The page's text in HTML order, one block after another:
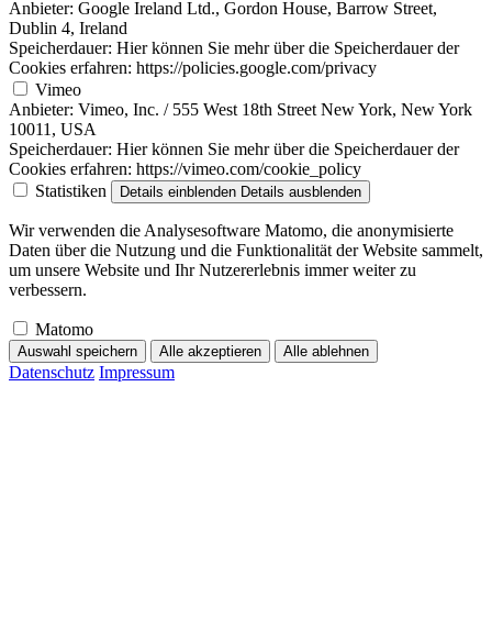
Anbieter: Google Ireland Ltd., Gordon House, Barrow Street,
Dublin 4, Ireland
Speicherdauer: Hier können Sie mehr über die Speicherdauer der
Cookies erfahren: https://policies.google.com/privacy
Vimeo
Anbieter: Vimeo, Inc. / 555 West 18th Street New York, New York
10011, USA
Speicherdauer: Hier können Sie mehr über die Speicherdauer der
Cookies erfahren: https://vimeo.com/cookie_policy
Statistiken
Details einblenden Details ausblenden
Wir verwenden die Analysesoftware Matomo, die anonymisierte
Daten über die Nutzung und die Funktionalität der Website sammelt,
um unsere Website und Ihr Nutzererlebnis immer weiter zu
verbessern.
Matomo
Auswahl speichern Alle akzeptieren Alle ablehnen
Datenschutz Impressum